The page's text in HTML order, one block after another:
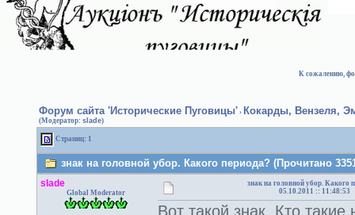
К сожалению,
Форум сайта 'Исторические Пуговицы' › Кокарды, Вензеля,
(Модератор: slade)
Страниц: 1
знак на головной убор. Какого периода? (Прочитано
slade
Global Moderator
знак на головной убор. Какого
05.10.2011 :: 11:48:53
Вот такой знак. Кто